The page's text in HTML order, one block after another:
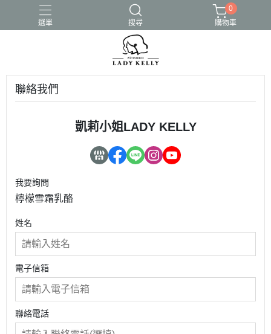
選單 搜尋
0
購物車
聯絡我們
凱莉小姐LADY KELLY
我要詢問
檸檬雪霜乳酪
姓名
電子信箱
聯絡電話